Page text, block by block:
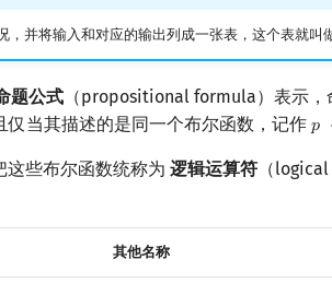
并将输入和对应的输出列成一张表，这个表就叫
题公式 （propositional formula）表示
当其描述的是同一个布尔函数，记作 𝑝
p
这些布尔函数统称为 逻辑运算符 （
其他名称